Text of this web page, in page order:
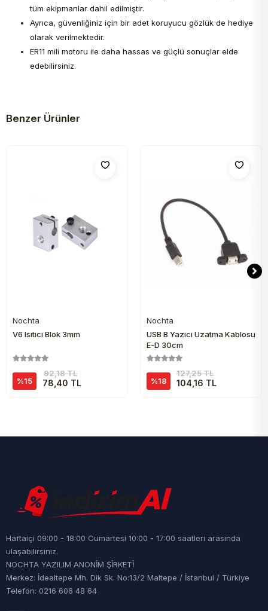
tüm ekipmanlar dahil edilmiştir.
Ayrıca, güvenliğiniz için bir adet koruyucu gözlük de hediye
olarak verilmektedir.
ER11 mili motoru ile daha hassas ve güçlü sonuçlar elde
edebilirsiniz.
Benzer Ürünler
Nochta
V6 Isıtıcı Blok 3mm
%15
92,18 TL
78,40 TL
Nochta
USB B Yazıcı Uzatma Kablosu
E-D 30cm
%18
127,25 TL
104,16 TL
Haftaiçi 09:00 - 18:00 Cumartesi 10:00 - 17:00 saatleri arasında
ulaşabilirsiniz.
NOCHTA YAZILIM ANONİM ŞİRKETİ
Merkez: İdealtepe Mh. Dik Sk. No:13/2 Maltepe / İstanbul / Türkiye
Telefon: 0216 606 48 64